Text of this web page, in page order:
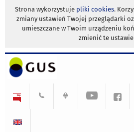
Strona wykorzystuje pliki cookies.
zmiany ustawień Twojej przeglądarki
umieszczane w Twoim urządzeniu
zmienić te